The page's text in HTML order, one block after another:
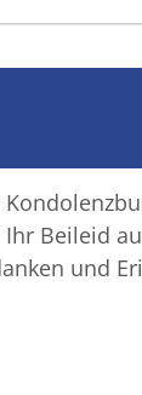
Beileid
und